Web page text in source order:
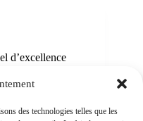
des technologies telles que les
d’excellence
d’aller encore